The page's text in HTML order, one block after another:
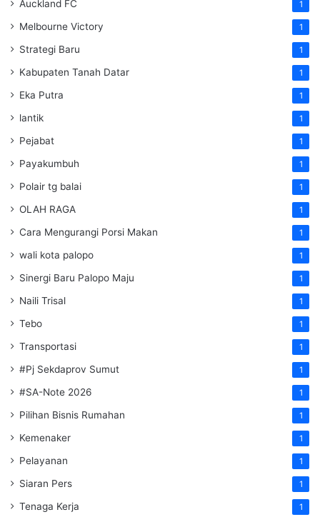
Auckland FC 1
Melbourne Victory 1
Strategi Baru 1
Kabupaten Tanah Datar 1
Eka Putra 1
lantik 1
Pejabat 1
Payakumbuh 1
Polair tg balai 1
OLAH RAGA 1
Cara Mengurangi Porsi Makan 1
wali kota palopo 1
Sinergi Baru Palopo Maju 1
Naili Trisal 1
Tebo 1
Transportasi 1
#Pj Sekdaprov Sumut 1
#SA-Note 2026 1
Pilihan Bisnis Rumahan 1
Kemenaker 1
Pelayanan 1
Siaran Pers 1
Tenaga Kerja 1